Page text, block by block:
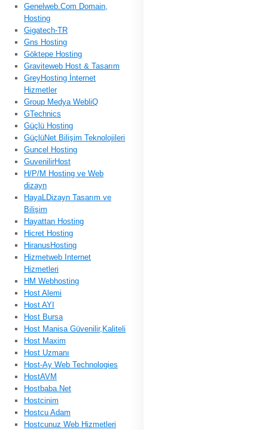
Genelweb.Com Domain,
Hosting
Gigatech-TR
Gns Hosting
Göktepe Hosting
Graviteweb Host & Tasarım
GreyHosting İnternet
Hizmetler
Group Medya WebliQ
GTechnics
Güçlü Hosting
GüçlüNet Bilişim Teknolojileri
Guncel Hosting
GuvenilirHost
H/P/M Hosting ve Web
dizayn
HayaLDizayn Tasarım ve
Bilişim
Hayattan Hosting
Hicret Hosting
HiranusHosting
Hizmetweb Internet
Hizmetleri
HM Webhosting
Host Alemi
Host AYI
Host Bursa
Host Manisa Güvenilir,Kaliteli
Host Maxim
Host Uzmanı
Host-Ay Web Technologies
HostAVM
Hostbaba.Net
Hostcinim
Hostcu Adam
Hostcunuz Web Hizmetleri